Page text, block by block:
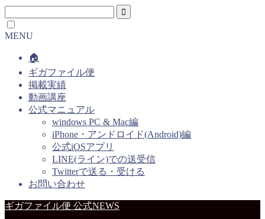
MENU
🏠
ギガファイル便
掲載実績
動画講座
公式マニュアル
windows PC & Mac編
iPhone・アンドロイド(Android)編
公式iOSアプリ
LINE(ライン)での送受信
Twitterで送る・受ける
お問い合わせ
ギガファイル便 公式NEWS